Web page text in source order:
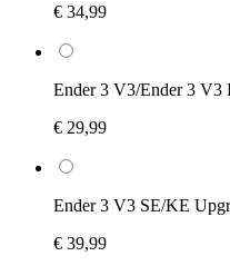
€ 34,99
Ender 3 V3/Ender 3 V3
€ 29,99
Ender 3 V3 SE/KE
€ 39,99